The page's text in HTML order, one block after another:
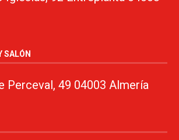
SALÓN
Perceval, 49 04003 Almería